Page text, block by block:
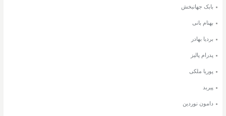
بابک جهانبخش
بهنام بانی
بردیا بهادر
پدرام پالیز
پوریا ملکی
پیربد
دامون نوردین